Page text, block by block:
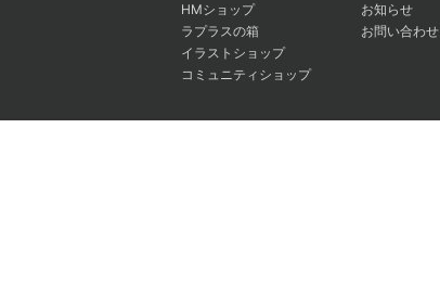
HMショップ
ラプラスの箱
イラストショップ
コミュニティショップ
お知らせ
お問い合わせ